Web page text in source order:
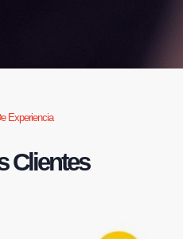
Experiencia
Clientes